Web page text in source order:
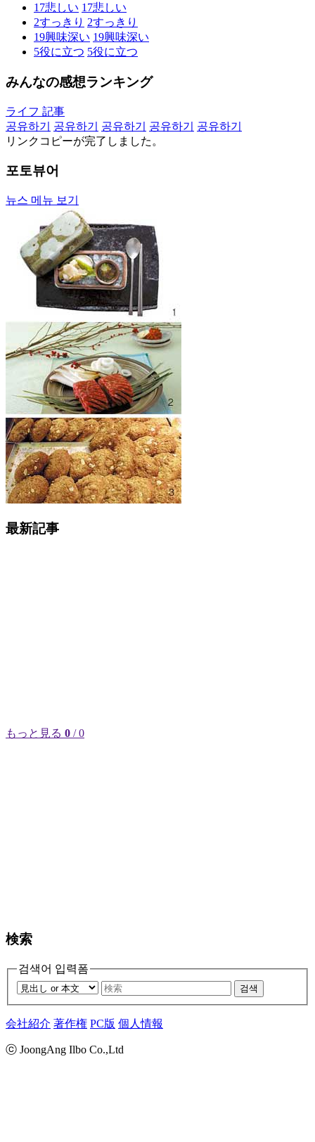
17悲しい 17悲しい
2すっきり 2すっきり
19興味深い 19興味深い
5役に立つ 5役に立つ
みんなの感想ランキング
ライフ 記事
공유하기
공유하기 공유하기 공유하기
공유하기
リンクコピーが完了しました。
포토뷰어
뉴스 메뉴 보기
最新記事
もっと見る 0 / 0
検索
검색어 입력폼
검색
会社紹介 著作権 PC版 個人情報
ⓒ JoongAng Ilbo Co.,Ltd